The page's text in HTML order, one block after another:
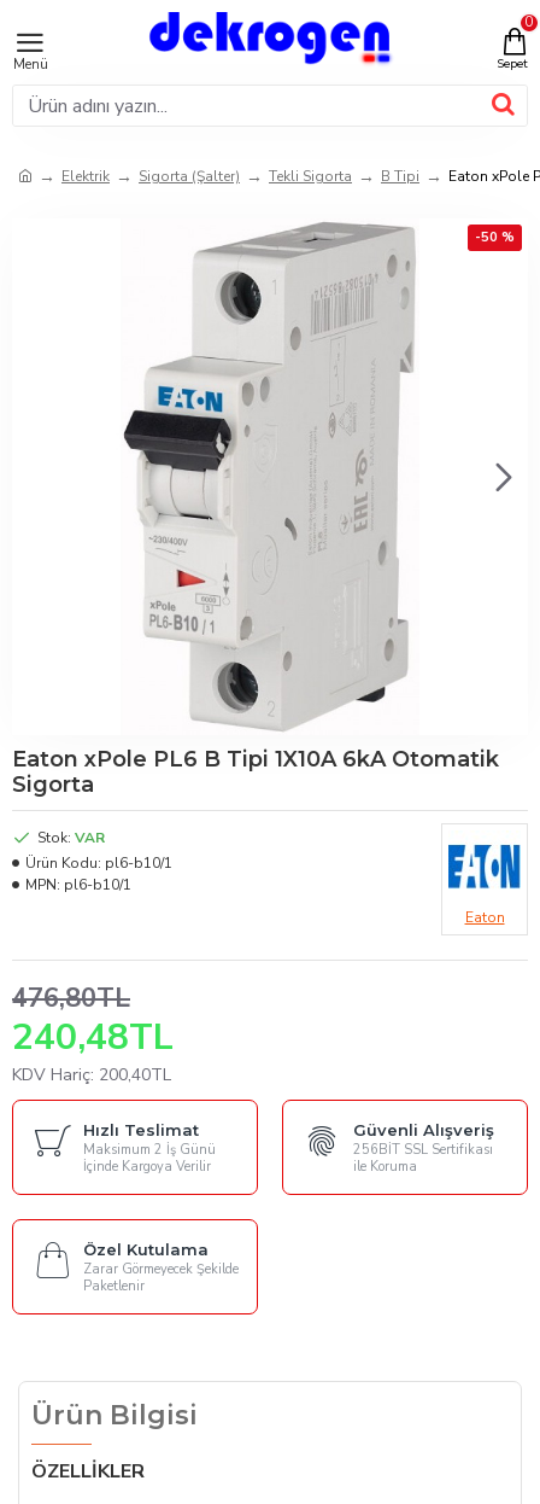
0
Elektrik Sigorta (Şalter) Tekli Sigorta B Tipi Eaton xPole
-50 %
Eaton xPole PL6 B Tipi 1X10A 6kA Otomatik
Sigorta
240,48TL
476,80TL
KDV Hariç: 200,40TL
Stok: VAR
Ürün Kodu: pl6-b10/1
MPN: pl6-b10/1
Eaton
Hızlı Teslimat
Maksimum 2 İş Günü
İçinde Kargoya Verilir
Güvenli Alışveriş
256BİT SSL Sertifikası
ile Koruma
Özel Kutulama
Zarar Görmeyecek Şekilde
Paketlenir
Ürün Bilgisi
ÖZELLİKLER